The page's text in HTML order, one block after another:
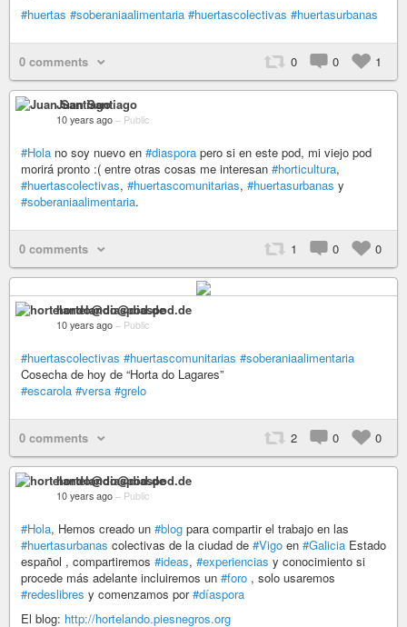
#huertas #soberaniaalimentaria #huertascolectivas #huertasurbanas
0 comments 0 0 1
Juan Santiago
10 years ago – Public
#Hola no soy nuevo en #diaspora pero si en este pod, mi viejo pod
morirá pronto :( entre otras cosas me interesan #horticultura,
#huertascolectivas, #huertascomunitarias, #huertasurbanas y
#soberaniaalimentaria.
0 comments 1 0 0
hortelando@diaspod.de
10 years ago – Public
#huertascolectivas #huertascomunitarias #soberaniaalimentaria
Cosecha de hoy de “Horta do Lagares”
#escarola #versa #grelo
0 comments 2 0 0
hortelando@diaspod.de
10 years ago – Public
#Hola, Hemos creado un #blog para compartir el trabajo en las
#huertasurbanas colectivas de la ciudad de #Vigo en #Galicia Estado
español , compartiremos #ideas, #experiencias y conocimiento si
procede más adelante incluiremos un #foro , solo usaremos
#redeslibres y comenzamos por#díaspora
El blog: http://hortelando.piesnegros.org